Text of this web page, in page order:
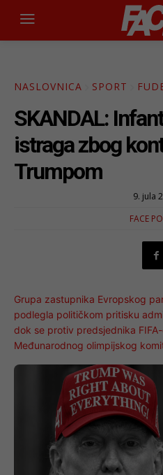
NASLOVNICA SPORT
SKANDAL:
istraga zbog
Trumpom
9. jula
FACE
Grupa zastupnika Evropskog
podlegla političkom pritisku
dok se protiv predsjednika
Međunarodnog olimpijskog